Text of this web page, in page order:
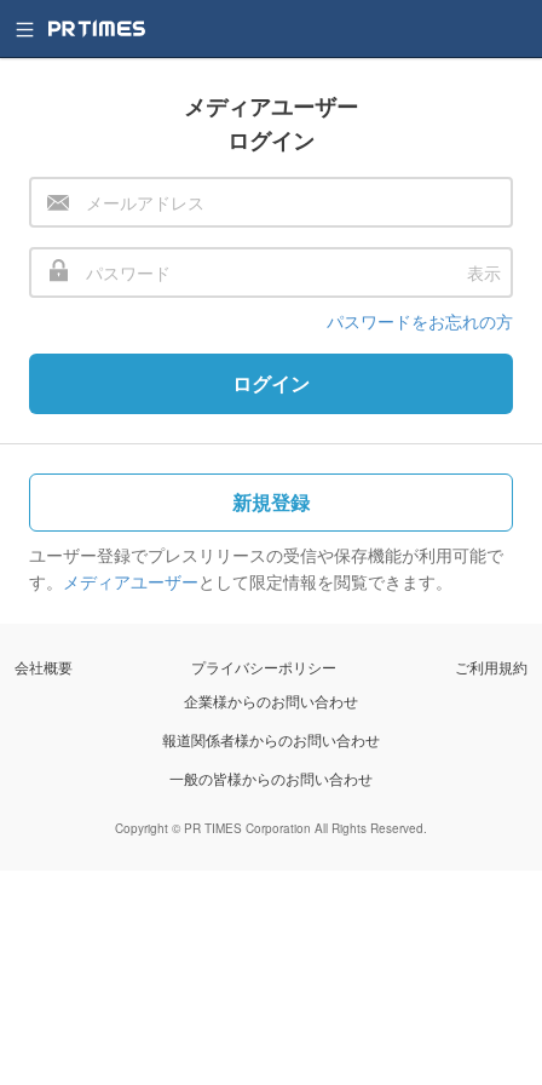
メディアユーザー
ログイン
表示
パスワードをお忘れの方
ログイン
新規登録
ユーザー登録でプレスリリースの受信や保存機能が利用可能で
す。 メディアユーザーとして限定情報を閲覧できます。
会社概要 プライバシーポリシー
ご利用規約
企業様からのお問い合わせ
報道関係者様からのお問い合わせ
一般の皆様からのお問い合わせ
Copyright © PR TIMES Corporation All Rights Reserved.